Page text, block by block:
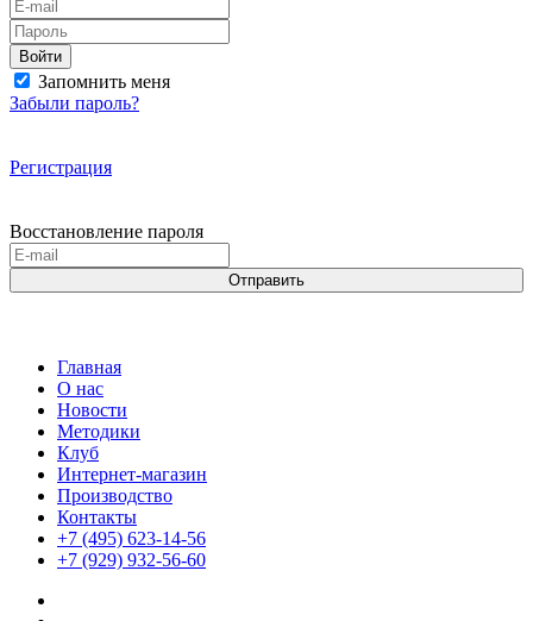
Войти
Запомнить меня
Забыли пароль?
Регистрация
Восстановление пароля
Отправить
Главная
О нас
Новости
Методики
Клуб
Интернет-магазин
Производство
Контакты
+7 (495) 623-14-56
+7 (929) 932-56-60